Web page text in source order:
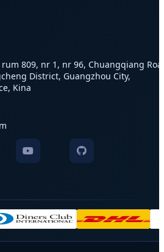
809, nr 1, nr 96, Chuangqiang
District, Guangzhou City,
Kina